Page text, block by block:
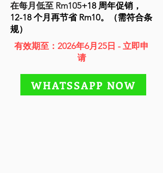
在每月低至 Rm105+18 周年促销，
12-18 个月再节省 Rm10。（需符合条
规）
有效期至：2026年6月25日 - 立即申
请
WHATSSAPP NOW